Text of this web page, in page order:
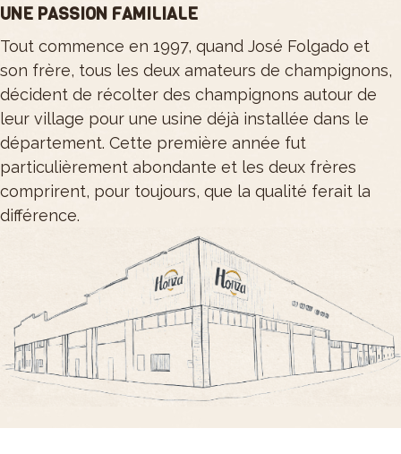
UNE PASSION FAMILIALE
Tout commence en 1997, quand José Folgado et
son frère, tous les deux amateurs de champignons,
décident de récolter des champignons autour de
leur village pour une usine déjà installée dans le
département. Cette première année fut
particulièrement abondante et les deux frères
comprirent, pour toujours, que la qualité ferait la
différence.